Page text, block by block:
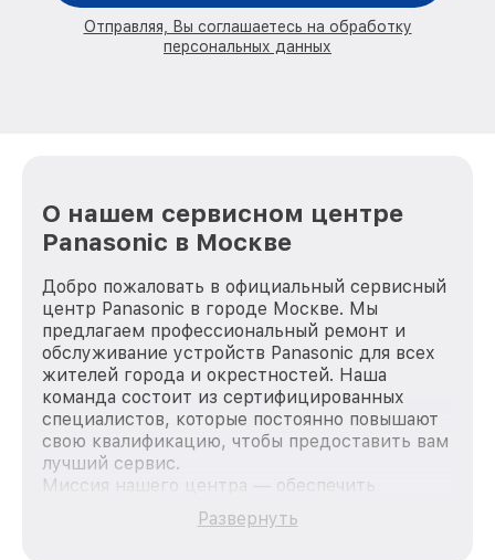
Отправляя, Вы соглашаетесь на обработку
персональных данных
О нашем сервисном центре
Panasonic в Москве
Добро пожаловать в официальный сервисный
центр Panasonic в городе Москве. Мы
предлагаем профессиональный ремонт и
обслуживание устройств Panasonic для всех
жителей города и окрестностей. Наша
команда состоит из сертифицированных
специалистов, которые постоянно повышают
свою квалификацию, чтобы предоставить вам
лучший сервис.
Миссия нашего центра — обеспечить
качественный и доступный ремонт для
каждого пользователя продукции Panasonic,
Развернуть